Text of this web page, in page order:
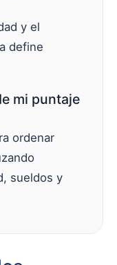
y el
define
mi puntaje
ordenar
sueldos y